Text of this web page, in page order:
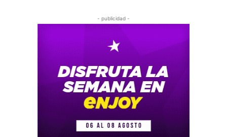
- publicidad -